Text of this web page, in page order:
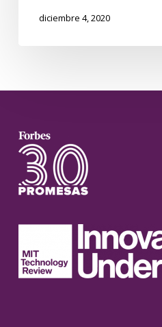
diciembre 4, 2020